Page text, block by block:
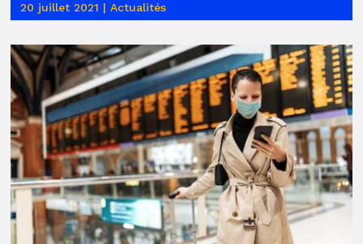
20 juillet 2021 |Actualités